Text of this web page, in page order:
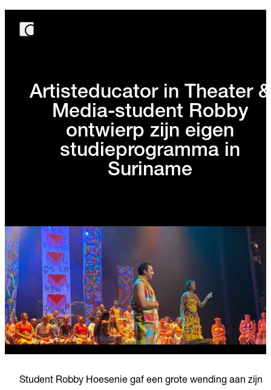
Artisteducator in Theater &
Media-student Robby
ontwierp zijn eigen
studieprogramma in
Suriname
Student Robby Hoesenie gaf een grote wending aan zijn